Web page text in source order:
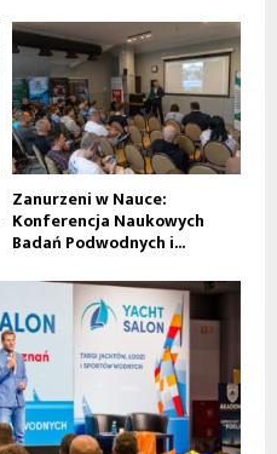
Zanurzeni w Nauce:
Konferencja Naukowych
Badań Podwodnych i...